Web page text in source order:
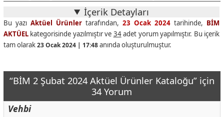
İçerik Detayları
Bu yazı Aktüel Ürünlertarafından, 23 Ocak 2024 tarihinde, BİM
AKTÜELkategorisinde yazılmıştır ve 34adet yorum yapılmıştır. Bu içerik
tam olarak23 Ocak 2024 | 17:48anında oluşturulmuştur.
“BİM 2 Şubat 2024 Aktüel Ürünler Kataloğu” için
34 Yorum
Vehbi